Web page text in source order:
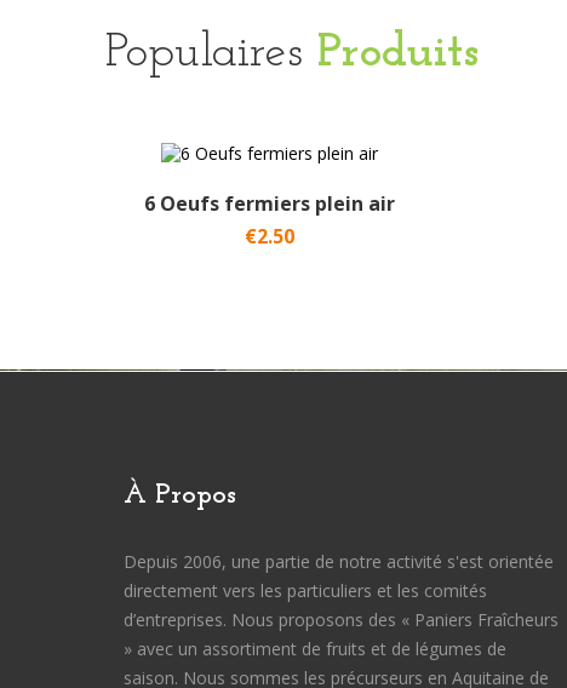
Populaires Produits
6 Oeufs fermiers plein air
€2.50
À Propos
Depuis 2006, une partie de notre activité s'est orientée
directement vers les particuliers et les comités
d’entreprises. Nous proposons des « Paniers Fraîcheurs
» avec un assortiment de fruits et de légumes de
saison. Nous sommes les précurseurs en Aquitaine de